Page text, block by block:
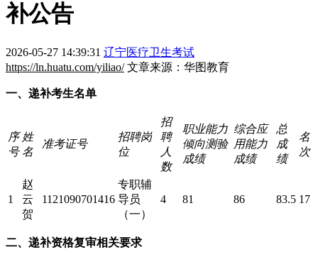
补公告
2026-05-27 14:39:31 辽宁医疗卫生考试
https://ln.huatu.com/yiliao/ 文章来源：华图教育
一、递补考生名单
序
号
姓
名
准考证号
招聘岗
位
招
聘
人
数
职业能力
倾向测验
成绩
综合应
用能力
成绩
总
成
绩
名
次
1
赵
云
贺
1121090701416
专职辅
导员
（一）
4 81 86 83.5 17
二、递补资格复审相关要求